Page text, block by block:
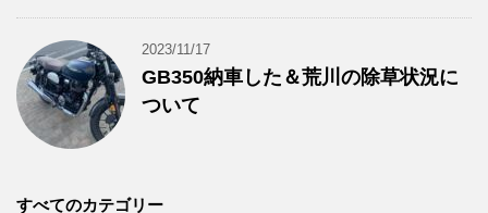
2023/11/17
GB350納車した＆荒川の除草状況に
ついて
すべてのカテゴリー